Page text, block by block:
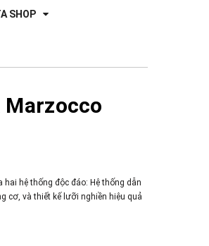
SHOP
Marzocco
hai hệ thống độc đáo: Hệ thống dẫn
cơ, và thiết kế lưỡi nghiền hiệu quả